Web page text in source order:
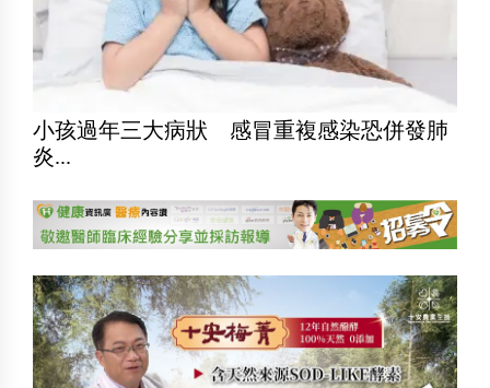
小孩過年三大病狀 感冒重複感染恐併發肺
炎...